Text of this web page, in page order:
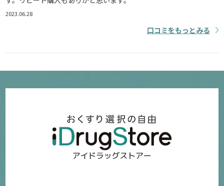
2023.06.28
口コミをもっとみる